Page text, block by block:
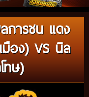
การชน แดง
อง) VS นิล
ทษ)